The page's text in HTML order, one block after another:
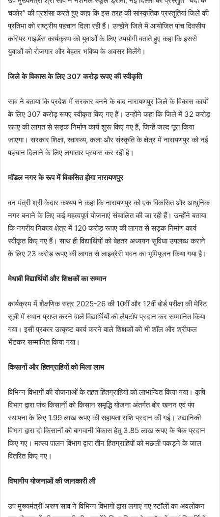
चकोर” की प्रशंसा करते हुए कहा कि इस तरह की सांस्कृतिक प्रस्तुतियां जिले की
प्रतिभा को राष्ट्रीय पहचान दिला रही हैं। उन्होंने जिले में आयोजित पांच दिवसीय
करियर गाइडेंस कार्यक्रम को युवाओं के लिए उपयोगी बताते हुए कहा कि इससे
युवाओं को रोजगार और बेहतर भविष्य के अवसर मिलेंगे।
जिले के विकास के लिए 307 करोड़ रूपए की स्वीकृति
साव ने बताया कि प्रदेश में सरकार बनने के बाद नारायणपुर जिले के विकास कार्यों
के लिए 307 करोड़ रूपए स्वीकृत किए गए हैं। उन्होंने कहा कि जिले में 32 करोड़
रूपए की लागत से सड़क निर्माण कार्य शुरू किए गए हैं, जिन्हें जल्द पूरा किया
जाएगा। सरकार शिक्षा, स्वास्थ्य, कला और संस्कृति के क्षेत्र में नारायणपुर को नई
पहचान दिलाने के लिए लगातार प्रयास कर रही है।
मॉडल नगर के रूप में विकसित होगा नारायणपुर
वन मंत्री श्री केदार कश्यप ने कहा कि नारायणपुर को एक विकसित और आधुनिक
नगर बनाने के लिए कई महत्वपूर्ण योजनाएं संचालित की जा रही हैं। उन्होंने बताया
कि नगरीय निकाय क्षेत्र में 120 करोड़ रूपए की लागत से सड़क निर्माण कार्य
स्वीकृत किए गए हैं। साथ ही विद्यार्थियों को बेहतर अध्ययन सुविधा उपलब्ध कराने
के लिए 23 करोड़ रूपए की लागत से लाइब्रेरी भवन का भूमिपूजन किया गया है।
मेधावी विद्यार्थियों और शिक्षकों का सम्मान
कार्यक्रम में शैक्षणिक सत्र 2025-26 की 10वीं और 12वीं बोर्ड परीक्षा की मेरिट
सूची में स्थान प्राप्त करने वाले विद्यार्थियों को लैपटॉप प्रदान कर सम्मानित किया
गया। इसी प्रकार उत्कृष्ट कार्य करने वाले शिक्षकों को भी शॉल और श्रीफल
भेंटकर सम्मानित किया गया।
किसानों और हितग्राहियों को मिला लाभ
विभिन्न विभागों की योजनाओं के तहत हितग्राहियों को लाभान्वित किया गया। कृषि
विभाग द्वारा पांच किसानों को किसान समृद्धि योजना अंतर्गत बोर खनन एवं पंप
स्थापना के लिए 1.99 लाख रूपए की सहायता राशि प्रदान की गई। उद्यानिकी
विभाग द्वारा दो किसानों को बागवानी विकास हेतु 3.85 लाख रूपए के चेक प्रदान
किए गए। मत्स्य पालन विभाग द्वारा तीन हितग्राहियों को मछली पकड़ने के जाल
वितरित किए गए।
विभागीय योजनाओं की जानकारी ली
उप मुख्यमंत्री अरुण साव ने विभिन्न विभागों द्वारा लगाए गए स्टॉलों का अवलोकन